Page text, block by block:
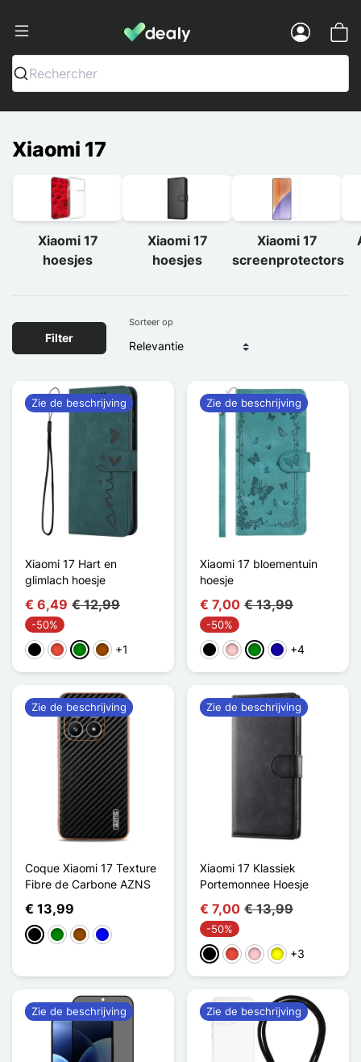
Dealy - Telefoonhoesjes en
Rechercher
Xiaomi 17
Xiaomi 17
hoesjes
Xiaomi 17
hoesjes
Xiaomi 17
screenprotectors
Filter
Sorteer op
Xiaomi 17 Hart en
glimlach hoesje
€ 6,49 € 12,99
-50%
ZwartRoodGroenBruin+1
Zie de beschrijving
Xiaomi 17 bloementuin
hoesje
€ 7,00 € 13,99
-50%
ZwartRozeGroenDonkerblauw
+4
Zie de beschrijving
Coque Xiaomi 17 Texture
Fibre de Carbone AZNS
€ 13,99
ZwartGroenBruinBlauw
Zie de beschrijving
Xiaomi 17 Klassiek
Portemonnee Hoesje
€ 7,00 € 13,99
-50%
ZwartRoodRozeGeel+3
Zie de beschrijving
Zie de beschrijving Zie de beschrijving